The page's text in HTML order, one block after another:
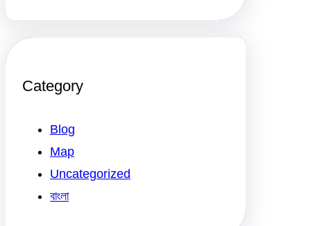
Category
Blog
Map
Uncategorized
বাংলা